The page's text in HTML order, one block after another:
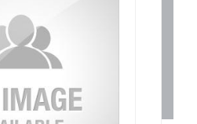
Junta Local Desarrollo
Adiestramientos